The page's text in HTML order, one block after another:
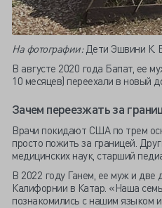
На фотографии:Дети Эшвини К.
В августе 2020 года Бапат, ее
10 месяцев) переехали в новый
Зачем переезжать за
Врачи покидают США по трем
просто пожить за границей.
медицинских наук, старший
В 2022 году Ганем, ее муж и две
Калифорнии в Катар. «Наша
познакомились с нашим языком